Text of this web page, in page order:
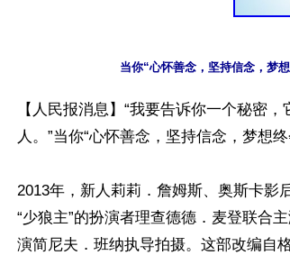
【人民报消息】“我要告诉你一个秘密
人。”当你“心怀善念，坚持信念，梦想
2013年，新人莉莉．詹姆斯、奥斯卡影
“少狼主”的扮演者理查德德．麦登联合
演简尼夫．班纳执导拍摄。这部改编自